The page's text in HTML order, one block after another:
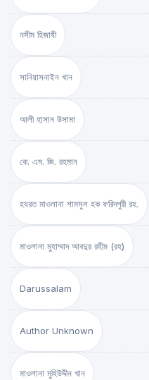
নসীম হিজাযী
সানিয়াসনাইন খান
আলী হাসান উসামা
কে. এম. জি. রহমান
হযরত মাওলানা শামসুল হক ফরিদপুরী রহ.
মাওলানা মুহাম্মাদ আবদুর রহীম (রহ)
Darussalam
Author Unknown
মাওলানা মুহিউদ্দীন খান